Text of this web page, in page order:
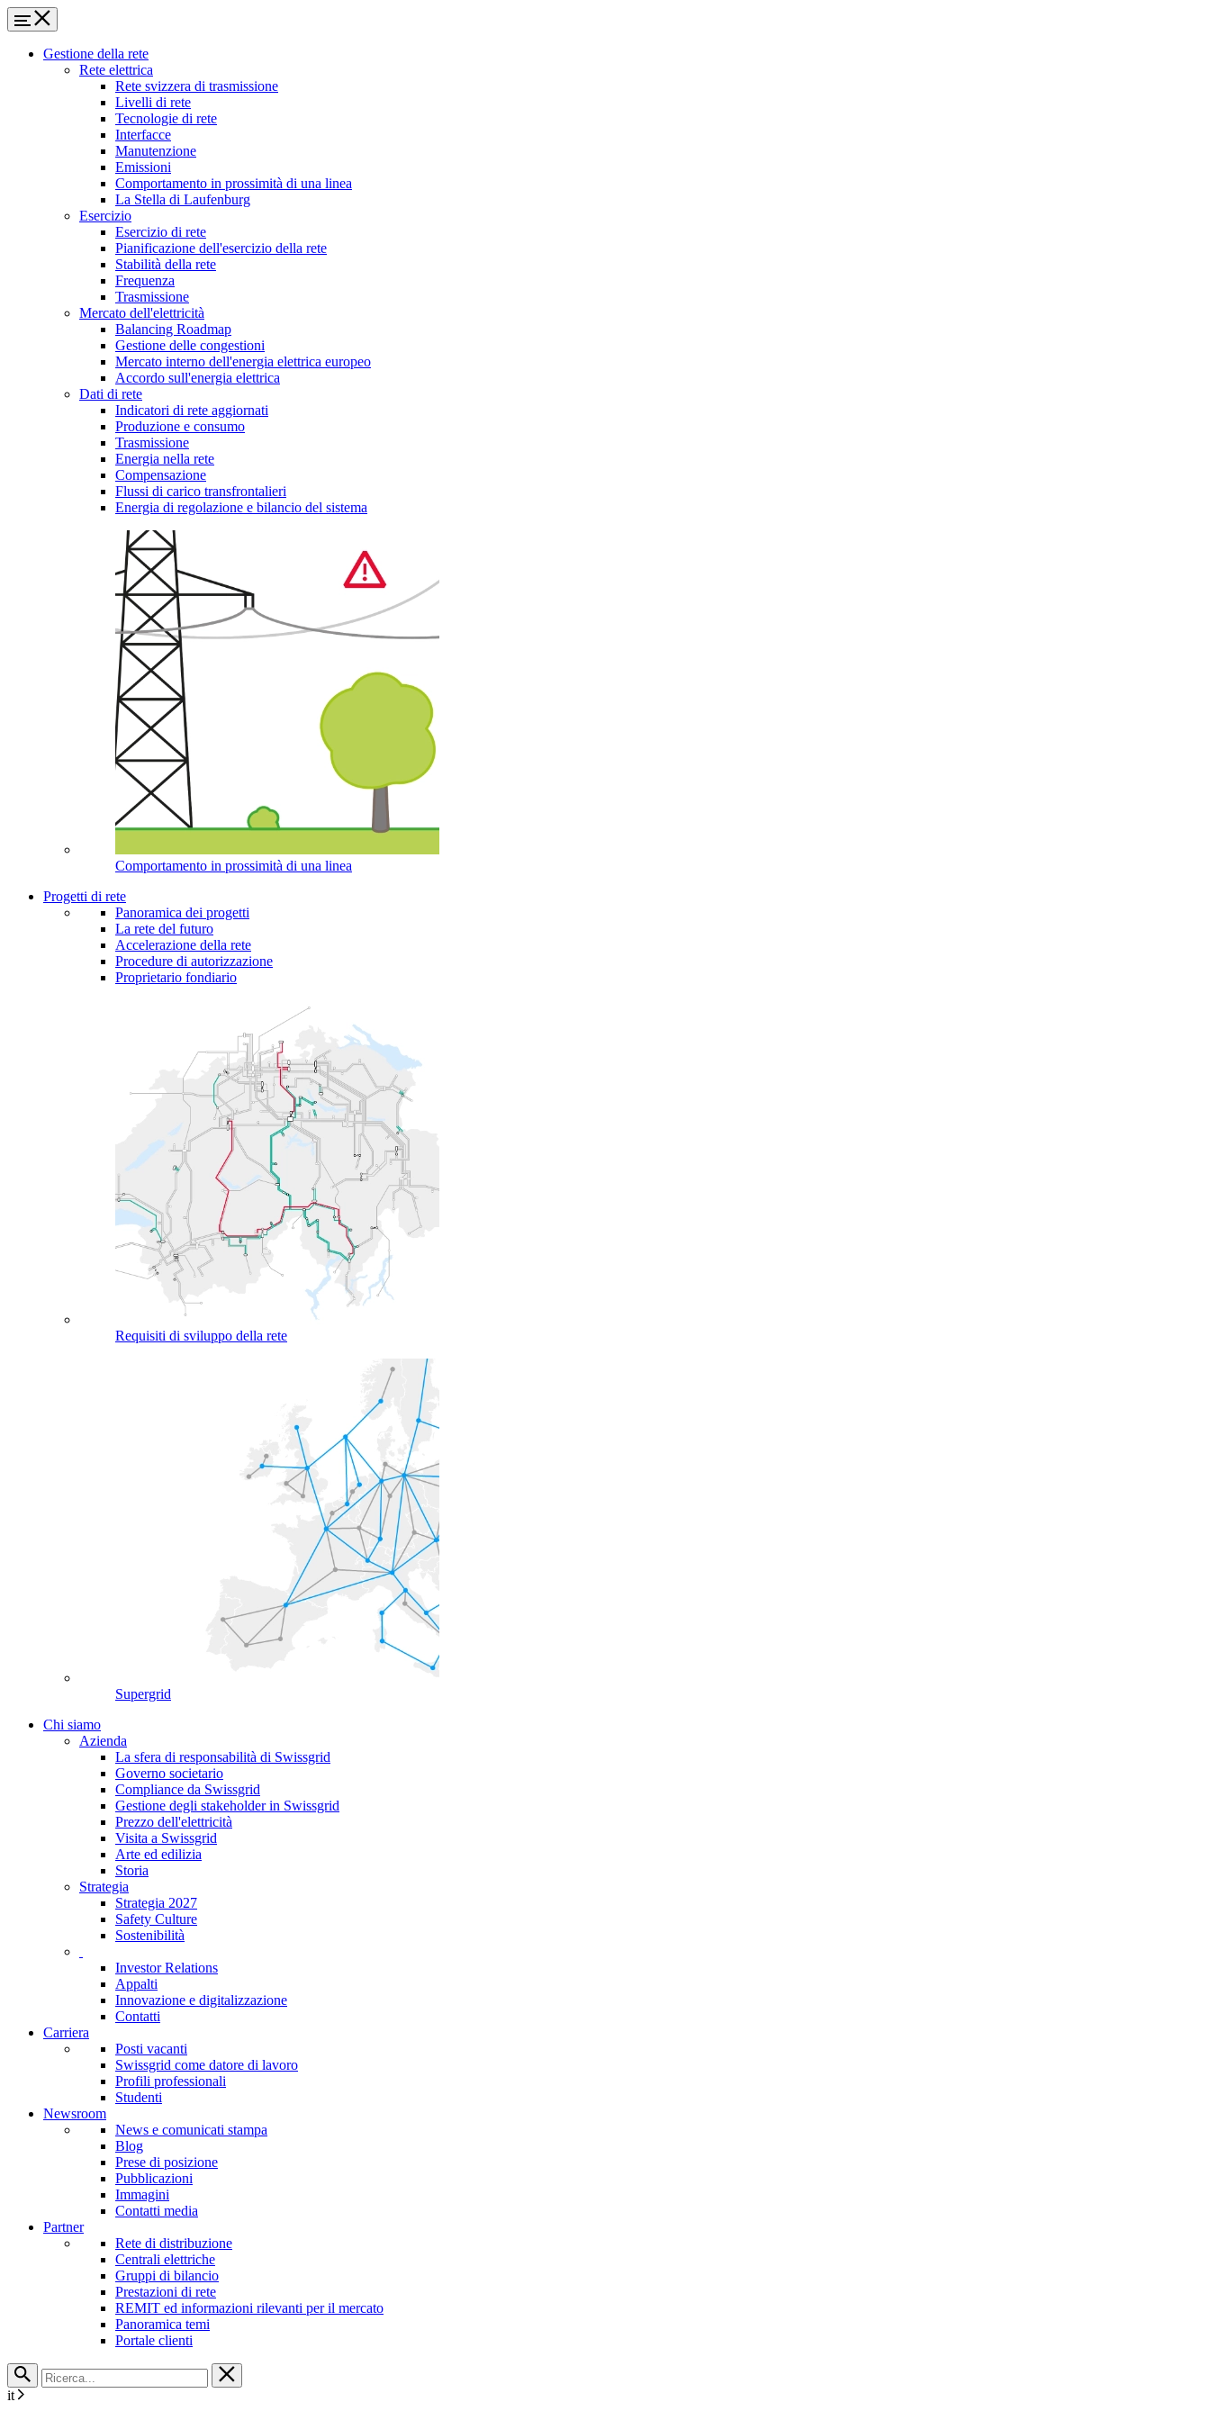
Gestione della rete
Rete elettrica
Rete svizzera di trasmissione
Livelli di rete
Tecnologie di rete
Interfacce
Manutenzione
Emissioni
Comportamento in prossimità di una linea
La Stella di Laufenburg
Esercizio
Esercizio di rete
Pianificazione dell'esercizio della rete
Stabilità della rete
Frequenza
Trasmissione
Mercato dell'elettricità
Balancing Roadmap
Gestione delle congestioni
Mercato interno dell'energia elettrica europeo
Accordo sull'energia elettrica
Dati di rete
Indicatori di rete aggiornati
Produzione e consumo
Trasmissione
Energia nella rete
Compensazione
Flussi di carico transfrontalieri
Energia di regolazione e bilancio del sistema
Comportamento in prossimità di una linea
Progetti di rete
Panoramica dei progetti
La rete del futuro
Accelerazione della rete
Procedure di autorizzazione
Proprietario fondiario
Requisiti di sviluppo della rete
Supergrid
Chi siamo
Azienda
La sfera di responsabilità di Swissgrid
Governo societario
Compliance da Swissgrid
Gestione degli stakeholder in Swissgrid
Prezzo dell'elettricità
Visita a Swissgrid
Arte ed edilizia
Storia
Strategia
Strategia 2027
Safety Culture
Sostenibilità
Investor Relations
Appalti
Innovazione e digitalizzazione
Contatti
Carriera
Posti vacanti
Swissgrid come datore di lavoro
Profili professionali
Studenti
Newsroom
News e comunicati stampa
Blog
Prese di posizione
Pubblicazioni
Immagini
Contatti media
Partner
Rete di distribuzione
Centrali elettriche
Gruppi di bilancio
Prestazioni di rete
REMIT ed informazioni rilevanti per il mercato
Panoramica temi
Portale clienti
it